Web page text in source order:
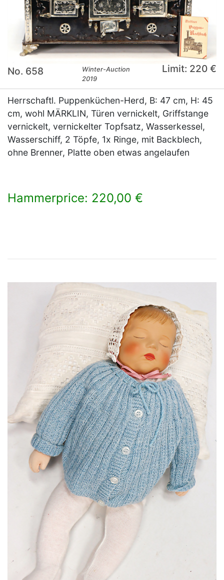
No. 658
Winter-Auction
2019
Limit: 220 €
Herrschaftl. Puppenküchen-Herd, B: 47 cm, H: 45
cm, wohl MÄRKLIN, Türen vernickelt, Griffstange
vernickelt, vernickelter Topfsatz, Wasserkessel,
Wasserschiff, 2 Töpfe, 1x Ringe, mit Backblech,
ohne Brenner, Platte oben etwas angelaufen
Hammerprice: 220,00 €